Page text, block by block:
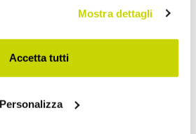
il proprio consenso in qualsiasi
sui cookie o facendo clic
della privacy.
sulla tua posizione
Mostra dettagli
Accetta tutti
Personalizza